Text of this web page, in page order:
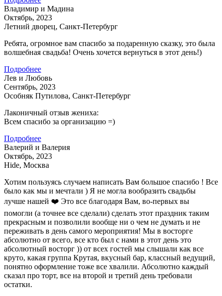
Владимир и Мадина
Октябрь, 2023
Летний дворец, Санкт-Петербург
Ребята, огромное вам спасибо за подаренную сказку, это была
волшебная свадьба! Очень хочется вернуться в этот день!)
Подробнее
Лев и Любовь
Сентябрь, 2023
Особняк Путилова, Санкт-Петербург
Лаконичный отзыв жениха:
Всем спасибо за организацию =)
Подробнее
Валерий и Валерия
Октябрь, 2023
Hide, Москва
Хотим пользуясь случаем написать Вам большое спасибо ! Все
было как мы и мечтали ) Я не могла вообразить свадьбы
лучше нашей ❤️ Это все благодаря Вам, во-первых вы
помогли (а точнее все сделали) сделать этот праздник таким
прекрасным и позволили вообще ни о чем не думать и не
переживать в день самого мероприятия! Мы в восторге
абсолютно от всего, все кто был с нами в этот день это
абсолютный восторг )) от всех гостей мы слышали как все
круто, какая группа Крутая, вкусный бар, классный ведущий,
понятно оформление тоже все хвалили. Абсолютно каждый
сказал про торт, все на второй и третий день требовали
остатки.